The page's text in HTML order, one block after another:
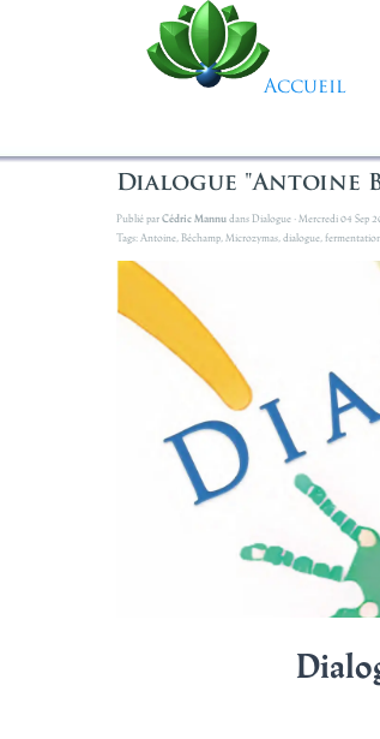
Accueil
Dialogue "Antoine
Publié parCédric MannudansDialogue · Mercredi 04 Sep
Tags: Antoine Béchamp Microzymas dialogue fermentation